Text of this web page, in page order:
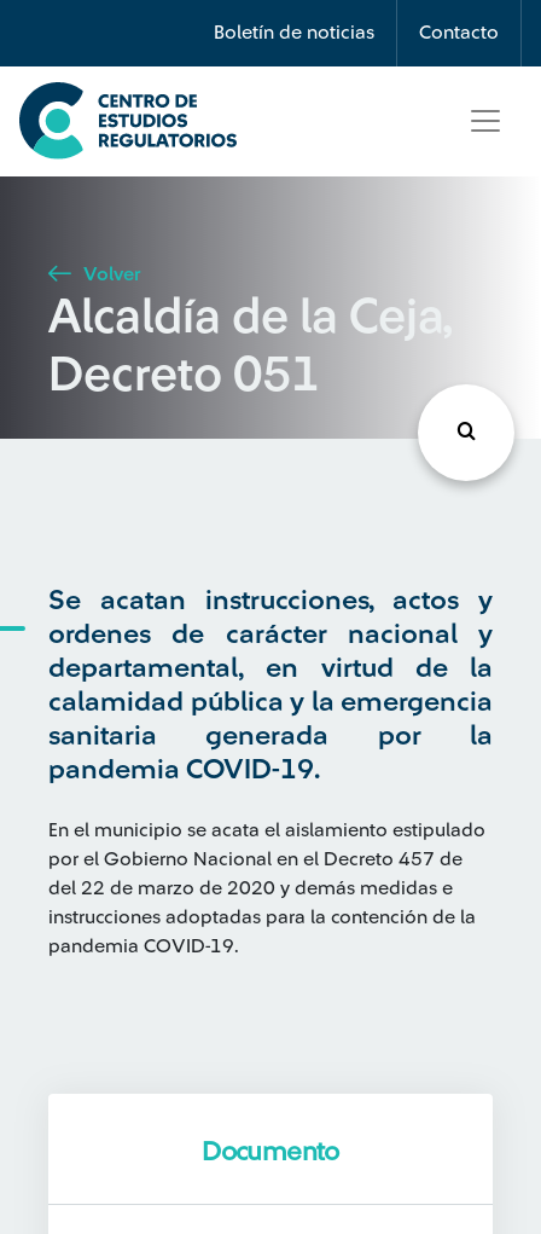
Boletín de noticias Contacto
Búsqueda
Seleccione país
Buscar
Volver
Alcaldía de la Ceja,
Decreto 051
Se acatan instrucciones, actos y
ordenes de carácter nacional y
departamental, en virtud de la
calamidad pública y la emergencia
sanitaria generada por la
pandemia COVID-19.
En el municipio se acata el aislamiento estipulado
por el Gobierno Nacional en el Decreto 457 de
del 22 de marzo de 2020 y demás medidas e
instrucciones adoptadas para la contención de la
pandemia COVID-19.
Documento